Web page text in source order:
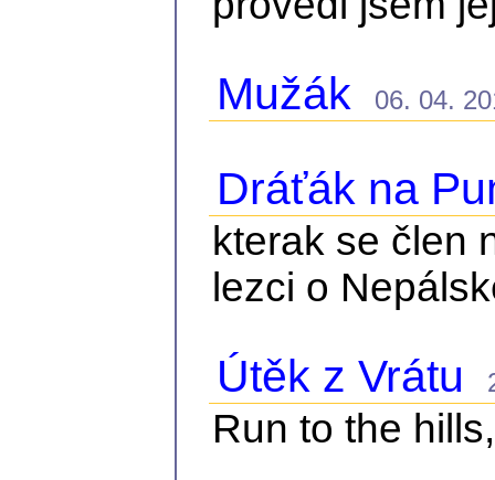
Mužák 06. 04.
Dráťák na
kterak se člen
lezci o
Útěk z Vrátu
Run to the